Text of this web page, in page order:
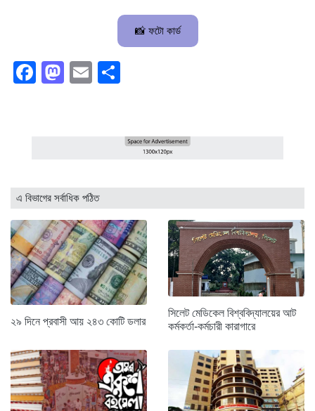
📸 ফটো কার্ড
Facebook
Mastodon
Email
এ বিভাগের সর্বাধিক পঠিত
২৯ দিনে প্রবাসী আয় ২৪৩ কোটি ডলার
সিলেট মেডিকেল বিশ্ববিদ্যালয়ের আট
কর্মকর্তা-কর্মচারী কারাগারে